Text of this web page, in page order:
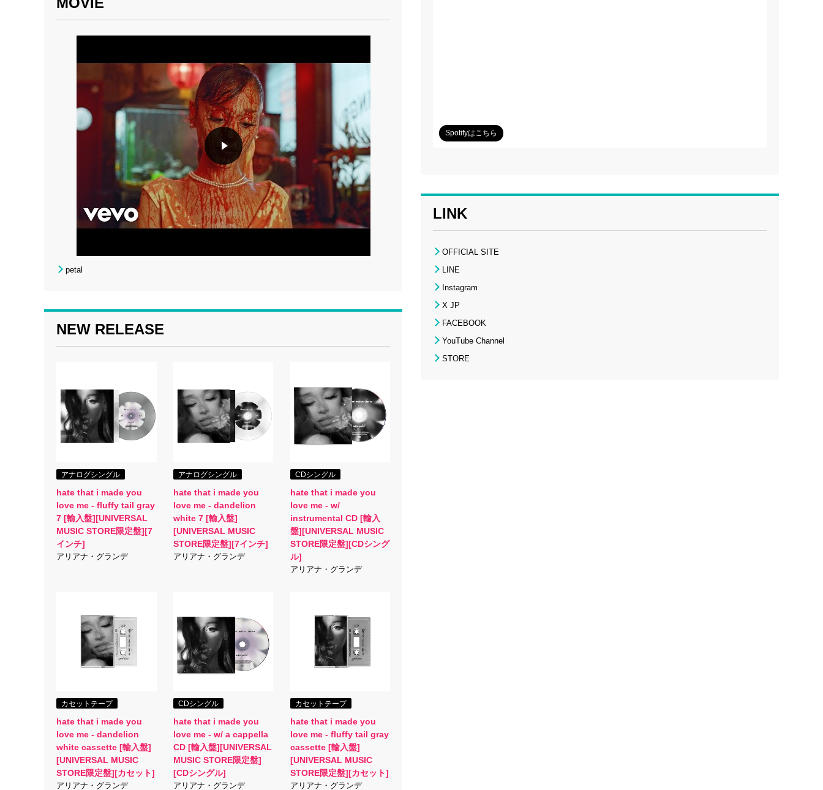
petal
NEW RELEASE
アナログシングル
hate that i made you
love me - fluffy tail gray
7 [輸入盤][UNIVERSAL
MUSIC STORE限定盤][7
インチ]
アリアナ・グランデ
アナログシングル
hate that i made you
love me - dandelion
white 7 [輸入盤]
[UNIVERSAL MUSIC
STORE限定盤][7インチ]
アリアナ・グランデ
CDシングル
hate that i made you
love me - w/
instrumental CD [輸入
盤][UNIVERSAL MUSIC
STORE限定盤][CDシング
ル]
アリアナ・グランデ
カセットテープ
hate that i made you
love me - dandelion
white cassette [輸入盤]
[UNIVERSAL MUSIC
STORE限定盤][カセット]
アリアナ・グランデ
CDシングル
hate that i made you
love me - w/ a cappella
CD [輸入盤][UNIVERSAL
MUSIC STORE限定盤]
[CDシングル]
アリアナ・グランデ
カセットテープ
hate that i made you
love me - fluffy tail gray
cassette [輸入盤]
[UNIVERSAL MUSIC
STORE限定盤][カセット]
アリアナ・グランデ
Spotifyはこちら
LINK
OFFICIAL SITE
LINE
Instagram
X JP
FACEBOOK
YouTube Channel
STORE